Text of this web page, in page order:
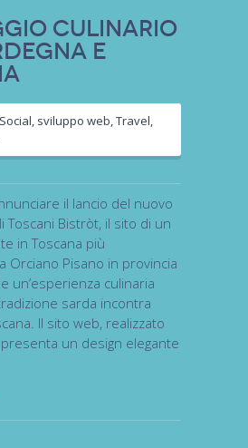
culinario
e
Social, sviluppo web,Travel,
il lancio del nuovo
Toscani Bistròt, il sito di un
in Toscana più
Orciano Pisano in provincia
un’esperienza culinaria
sarda incontra
Il sito web, realizzato
presenta un design elegante